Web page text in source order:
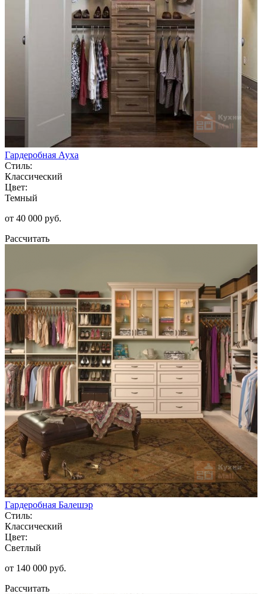
Гардеробная Ауха
Стиль:
Классический
Цвет:
Темный
от 40 000 руб.
Рассчитать
Гардеробная Балешэр
Стиль:
Классический
Цвет:
Светлый
от 140 000 руб.
Рассчитать